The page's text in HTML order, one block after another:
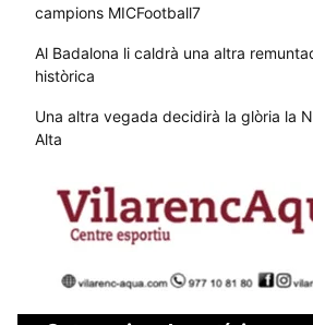
campions MICFootball7
Al Badalona li caldrà una altra
històrica
Una altra vegada decidirà la glòria la
Alta